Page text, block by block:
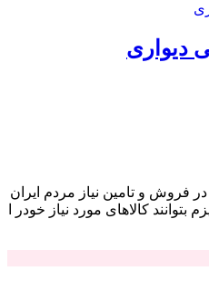
دیواری
فروش و تامین نیاز مردم ایران
کالاهای مورد نیاز خودر ا